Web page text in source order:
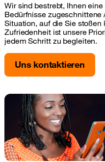
Wir sind bestrebt, Ihnen
Bedürfnisse zugeschnittene
Situation, auf die Sie
Zufriedenheit ist unsere
jedem Schritt zu begleiten.
Uns kontaktieren